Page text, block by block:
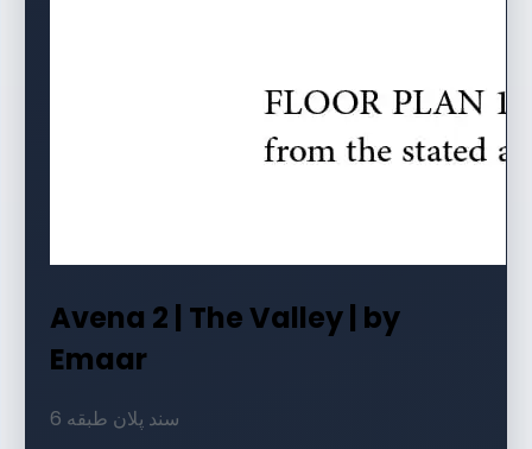
Avena 2 | The Valley | by
Emaar
6 سند پلان طبقه